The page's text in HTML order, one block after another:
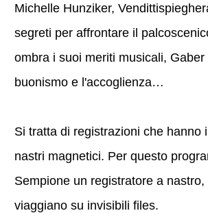
Michelle Hunziker,
segreti per affrontare il
ombra i suoi meriti musicali,
buonismo e l'accoglienza…
Si tratta di registrazioni che hanno
nastri magnetici. Per questo
Sempione un registratore a
viaggiano su invisibili files.